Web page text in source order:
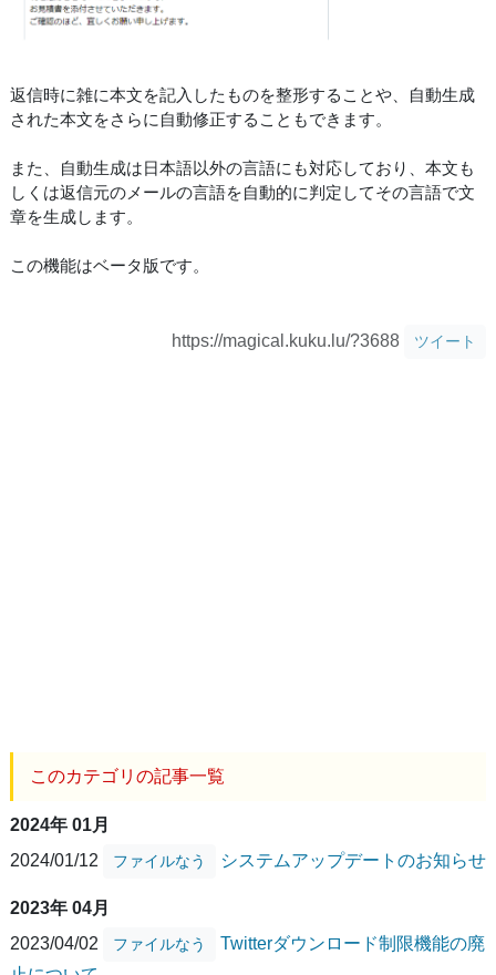
返信時に雑に本文を記入したものを整形することや、自動生成
された本文をさらに自動修正することもできます。
また、自動生成は日本語以外の言語にも対応しており、本文も
しくは返信元のメールの言語を自動的に判定してその言語で文
章を生成します。
この機能はベータ版です。
https://magical.kuku.lu/?3688 ツイート
このカテゴリの記事一覧
2024年 01月
2024/01/12
ファイルなう システムアップデートのお知らせ
2023年 04月
2023/04/02
ファイルなう
Twitterダウンロード制限機能の廃